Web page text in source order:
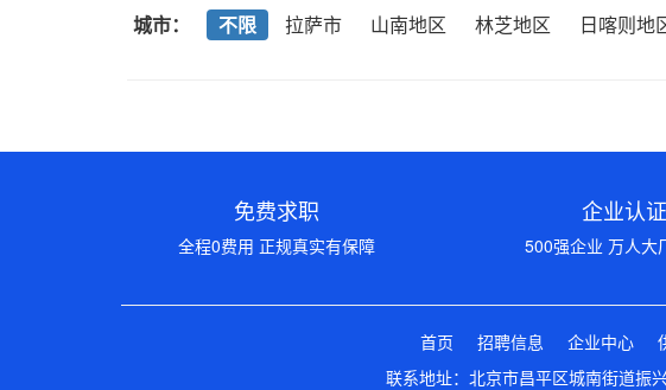
城市： 不限 拉萨市 山南地区 林芝地区 日喀则地
免费求职
全程0费用 正规真实有保障
企业认证
500强企业 万人大
首页 招聘信息 企业中心
联系地址：北京市昌平区城南街道